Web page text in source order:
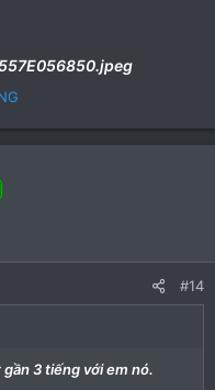
#14
3 tiếng với em nó.